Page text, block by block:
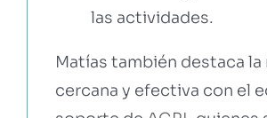
las actividades.
Matías también destaca la
cercana y efectiva con el